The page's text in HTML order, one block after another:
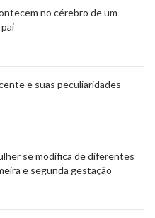
no cérebro de um
e suas peculiaridades
se modifica de diferentes
e segunda gestação